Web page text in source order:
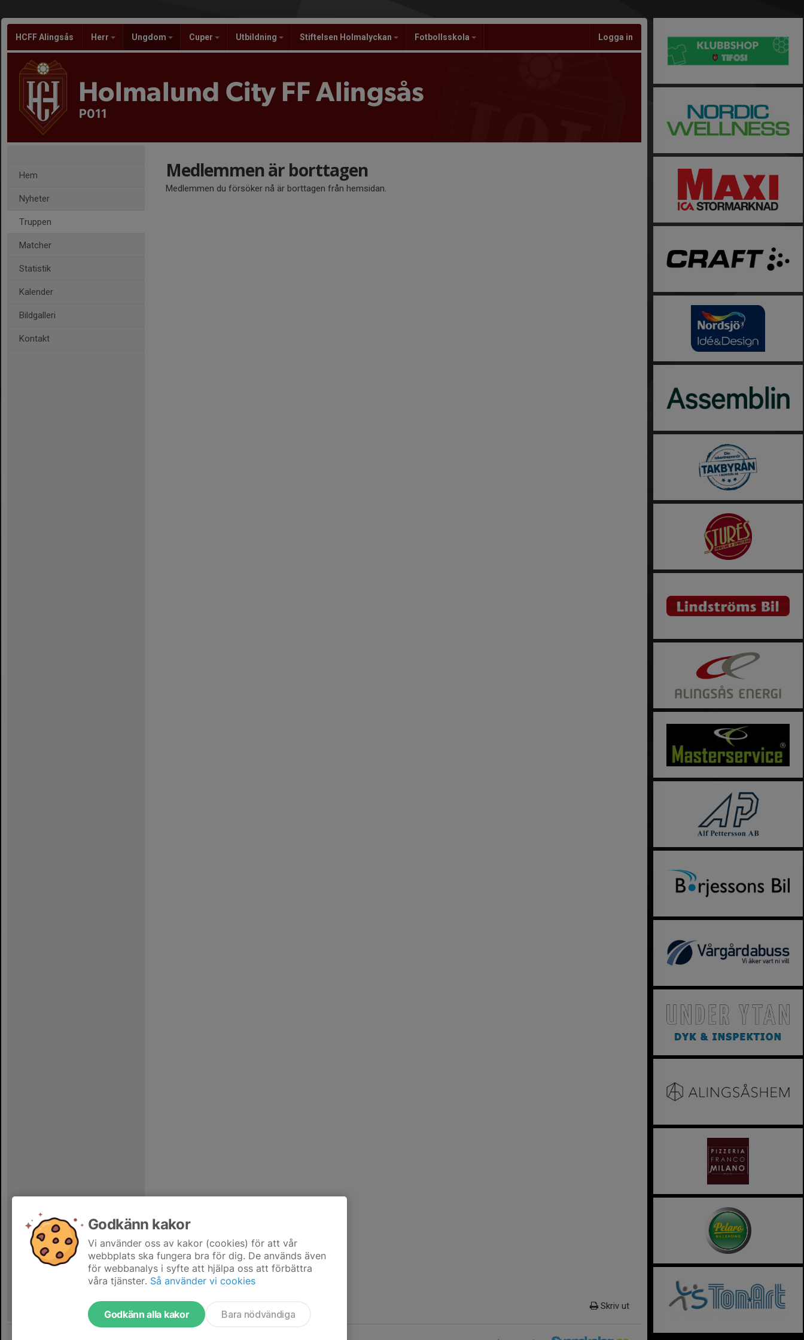
HCFF Alingsås Herr Ungdom Cuper Utbildning Stiftelsen Holmalyckan Fotbollsskola Logga in
Holmalund City FF Alingsås
P011
Hem
Nyheter
Truppen
Matcher
Statistik
Kalender
Bildgalleri
Kontakt
Medlemmen är borttagen
Medlemmen du försöker nå är borttagen från hemsidan.
Skriv ut
Godkänn kakor
Vi använder oss av kakor (cookies) för att vår
webbplats ska fungera bra för dig. De används även
för webbanalys i syfte att hjälpa oss att förbättra
våra tjänster. Så använder vi cookies
Godkänn alla kakor Bara nödvändiga